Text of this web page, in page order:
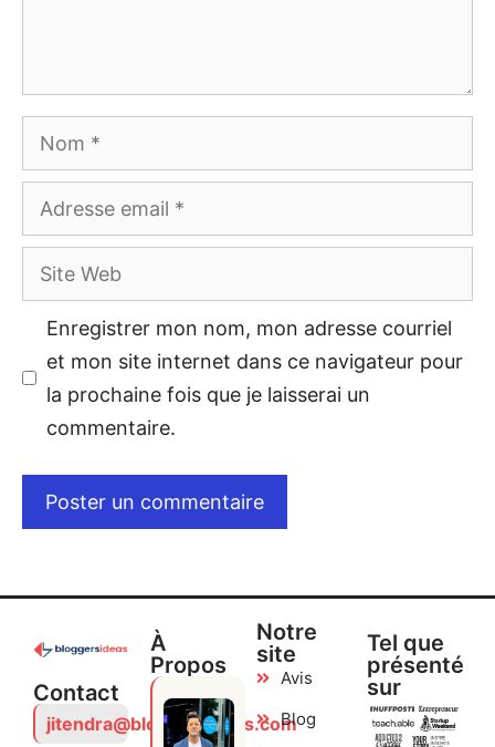
Enregistrer mon nom, mon adresse courriel
et mon site internet dans ce navigateur pour
la prochaine fois que je laisserai un
commentaire.
Contact
jitendra@bloggersideas.com
À
Propos
Notre
site
Avis
Blog
Tel que
présenté
sur